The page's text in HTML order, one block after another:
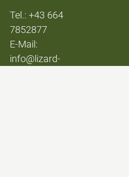
Tel.: +43 664
7852877
E-Mail:
info@lizard-